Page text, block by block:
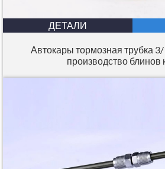
ДЕТАЛИ
Автокары тормозная трубка
производство блинов